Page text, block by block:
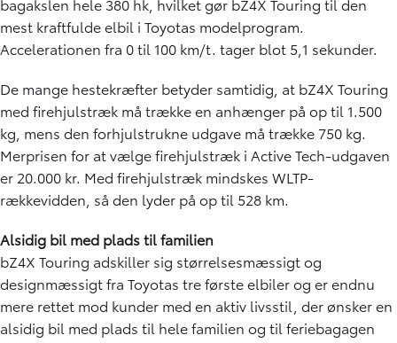
mest kraftfulde elbil i Toyotas modelprogram.
Accelerationen fra 0 til 100 km/t. tager blot 5,1 sekunder.
De mange hestekræfter betyder samtidig, at bZ4X Touring
med firehjulstræk må trække en anhænger på op til 1.500
kg, mens den forhjulstrukne udgave må trække 750 kg.
Merprisen for at vælge firehjulstræk i Active Tech-udgaven
er 20.000 kr. Med firehjulstræk mindskes WLTP-
rækkevidden, så den lyder på op til 528 km.
Alsidig bil med plads til familien
bZ4X Touring adskiller sig størrelsesmæssigt og
designmæssigt fra Toyotas tre første elbiler og er endnu
mere rettet mod kunder med en aktiv livsstil, der ønsker en
alsidig bil med plads til hele familien og til feriebagagen